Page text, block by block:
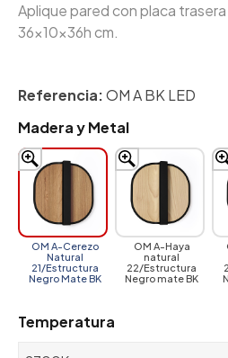
Aplique pared con placa
36x10x36h cm.
Referencia:OM A BK LED
Madera y Metal
OM A-Cerezo
Natural
21/Estructura
Negro Mate BK
OM A-Haya
natural
22/Estructura
Negro mate BK
Temperatura